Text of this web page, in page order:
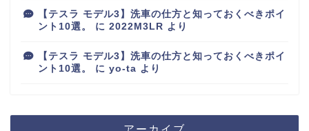
【テスラ モデル3】洗車の仕方と知っておくべきポイ
ント10選。
に 2022M3LR より
【テスラ モデル3】洗車の仕方と知っておくべきポイ
ント10選。
に yo-ta より